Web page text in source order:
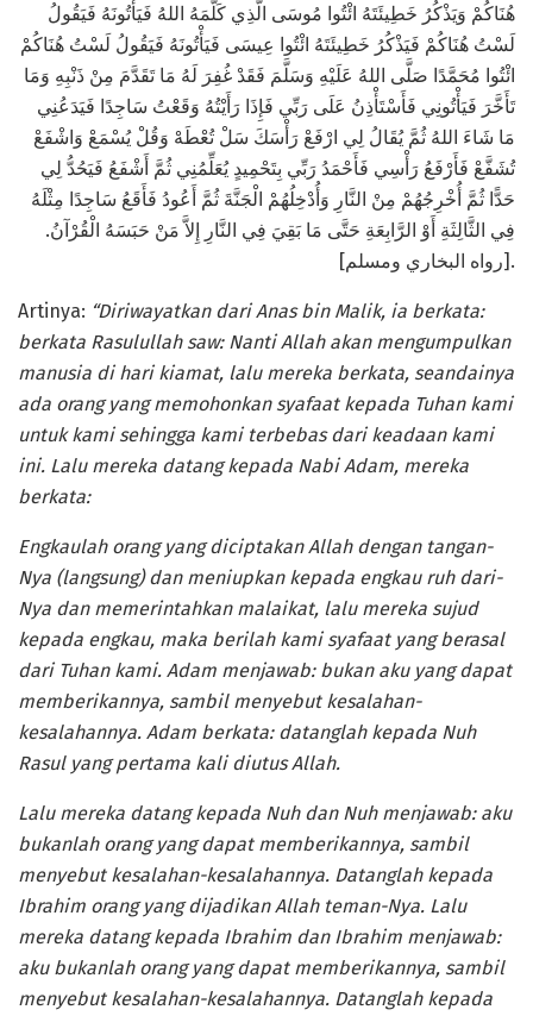
هُنَاكُمْ وَيَذْكُرُ خَطِيئَتَهُ ائْتُوا مُوسَى الَّذِي كَلَّمَهُ اللهُ فَيَأْتُونَهُ فَيَقُولُ
لَسْتُ هُنَاكُمْ فَيَذْكُرُ خَطِيئَتَهُ ائْتُوا عِيسَى فَيَأْتُونَهُ فَيَقُولُ لَسْتُ هُنَاكُمْ
ائْتُوا مُحَمَّدًا صَلَّى اللهُ عَلَيْهِ وَسَلَّمَ فَقَدْ غُفِرَ لَهُ مَا تَقَدَّمَ مِنْ ذَنْبِهِ وَمَا
تَأَخَّرَ فَيَأْتُونِي فَأَسْتَأْذِنُ عَلَى رَبِّي فَإِذَا رَأَيْتُهُ وَقَعْتُ سَاجِدًا فَيَدَعُنِي
مَا شَاءَ اللهُ ثُمَّ يُقَالُ لِي ارْفَعْ رَأْسَكَ سَلْ تُعْطَهْ وَقُلْ يُسْمَعْ وَاشْفَعْ
تُشَفَّعْ فَأَرْفَعُ رَأْسِي فَأَحْمَدُ رَبِّي بِتَحْمِيدٍ يُعَلِّمُنِي ثُمَّ أَشْفَعُ فَيَحُدُّ لِي
حَدًّا ثُمَّ أُخْرِجُهُمْ مِنْ النَّارِ وَأُدْخِلُهُمْ الْجَنَّةَ ثُمَّ أَعُودُ فَأَقَعُ سَاجِدًا مِثْلَهُ
فِي الثَّالِثَةِ أَوْ الرَّابِعَةِ حَتَّى مَا بَقِيَ فِي النَّارِ إِلاَّ مَنْ حَبَسَهُ الْقُرْآنُ.
[رواه البخاري ومسلم].
Artinya: “Diriwayatkan dari Anas bin Malik, ia berkata:
berkata Rasulullah saw: Nanti Allah akan mengumpulkan
manusia di hari kiamat, lalu mereka berkata, seandainya
ada orang yang memohonkan syafaat kepada Tuhan kami
untuk kami sehingga kami terbebas dari keadaan kami
ini. Lalu mereka datang kepada Nabi Adam, mereka
berkata:
Engkaulah orang yang diciptakan Allah dengan tangan-
Nya (langsung) dan meniupkan kepada engkau ruh dari-
Nya dan memerintahkan malaikat, lalu mereka sujud
kepada engkau, maka berilah kami syafaat yang berasal
dari Tuhan kami. Adam menjawab: bukan aku yang dapat
memberikannya, sambil menyebut kesalahan-
kesalahannya. Adam berkata: datanglah kepada Nuh
Rasul yang pertama kali diutus Allah.
Lalu mereka datang kepada Nuh dan Nuh menjawab: aku
bukanlah orang yang dapat memberikannya, sambil
menyebut kesalahan-kesalahannya. Datanglah kepada
Ibrahim orang yang dijadikan Allah teman-Nya. Lalu
mereka datang kepada Ibrahim dan Ibrahim menjawab:
aku bukanlah orang yang dapat memberikannya, sambil
menyebut kesalahan-kesalahannya. Datanglah kepada